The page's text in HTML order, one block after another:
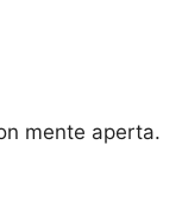
mente aperta.